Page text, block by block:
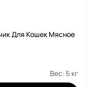
Для Кошек Мясное
Вес: 5 кг